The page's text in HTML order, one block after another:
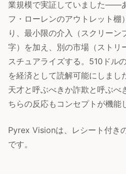
業規模で実証していました——
フ・ローレンのアウトレット棚
り、最小限の介入（スクリーン
字）を加え、別の市場（ストリ
スチュアライズする。510ドル
を経済として読解可能にしまし
天才と呼ぶべきか詐欺と呼ぶべ
ちらの反応もコンセプトが機能
Pyrex Visionは、レシート付き
です。